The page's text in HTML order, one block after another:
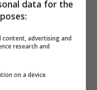
persona nuova
calma.
data for the
content, advertising and
research and
on a device